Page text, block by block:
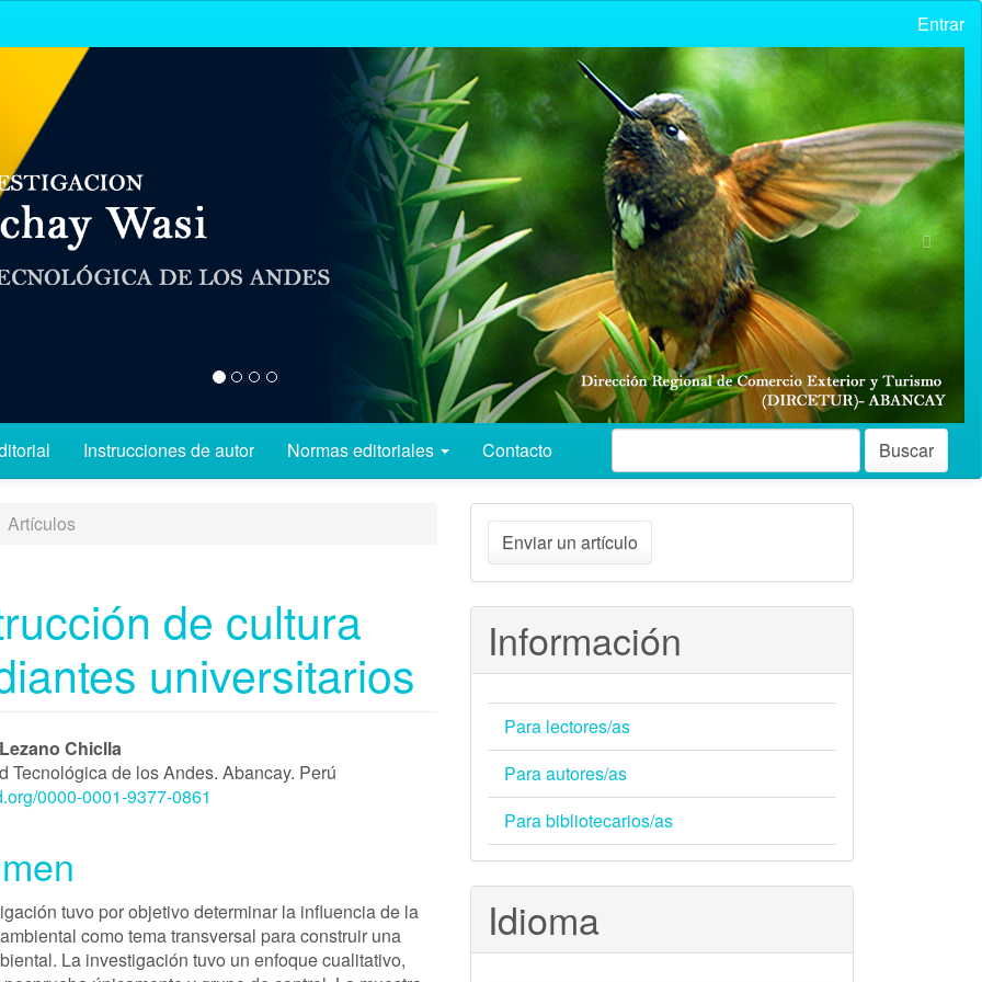
Entrar
Instrucciones de autor Normas editoriales Contacto Buscar
Artículos
de cultura
universitarios
Chiclla
Tecnológica de los Andes. Abancay. Perú
0000-0001-9377-0861
tuvo por objetivo determinar la influencia de la
como tema transversal para construir una
La investigación tuvo un enfoque cualitativo,
Enviar
un
artículo
Enviar un artículo
Información
Para lectores/as
Para autores/as
Para bibliotecarios/as
Idioma